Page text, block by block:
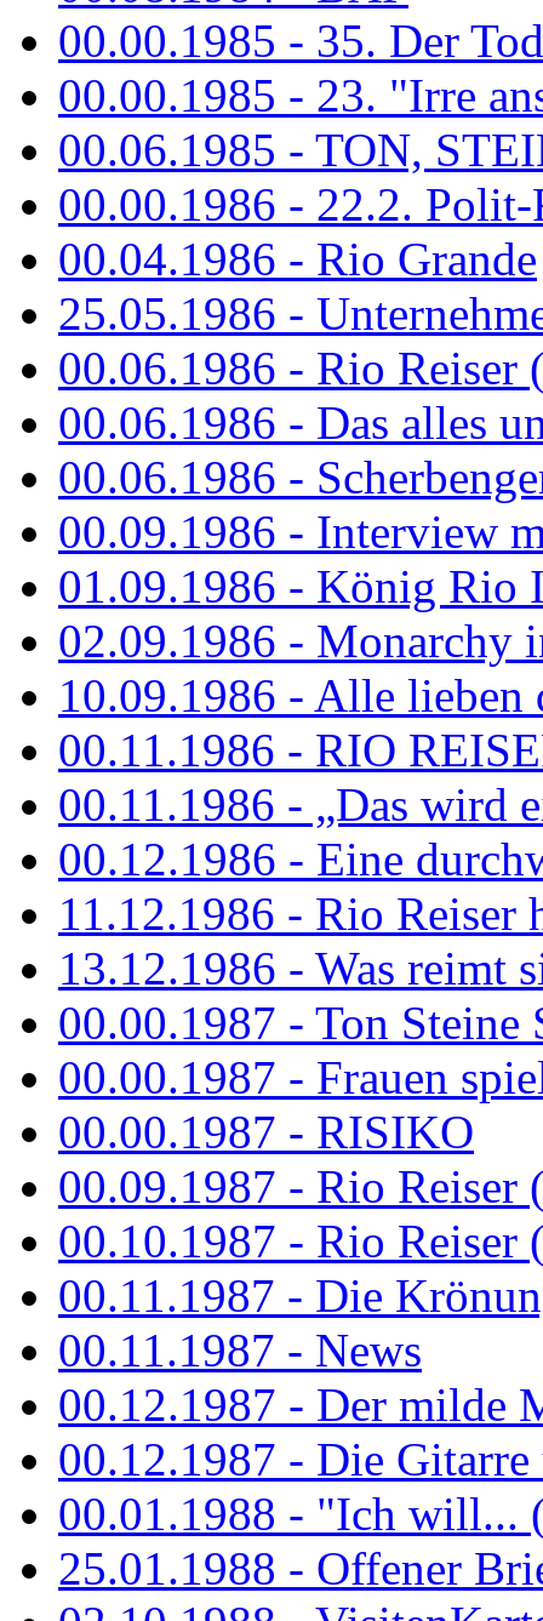
00.00.1985 - 35. Der
00.00.1985 - 23. "Irre
00.06.1985 - TON,
00.00.1986 - 22.2.
00.04.1986 - Rio Grande
25.05.1986 -
00.06.1986 - Rio Reiser
00.06.1986 - Das alles
00.06.1986 -
00.09.1986 - Interview
01.09.1986 - König Rio
02.09.1986 - Monarchy
10.09.1986 - Alle lieben
00.11.1986 - RIO
00.11.1986 - „Das wird
00.12.1986 - Eine
11.12.1986 - Rio Reiser
13.12.1986 - Was reimt
00.00.1987 - Ton Steine
00.00.1987 - Frauen
00.00.1987 - RISIKO
00.09.1987 - Rio Reiser
00.10.1987 - Rio Reiser
00.11.1987 - Die
00.11.1987 - News
00.12.1987 - Der milde
00.12.1987 - Die Gitarre
00.01.1988 - "Ich will...
25.01.1988 - Offener